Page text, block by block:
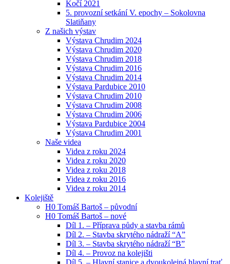
Kočí 2021
5. provozní setkání V. epochy – Sokolovna
Slatiňany
Z našich výstav
Výstava Chrudim 2024
Výstava Chrudim 2020
Výstava Chrudim 2018
Výstava Chrudim 2016
Výstava Chrudim 2014
Výstava Pardubice 2010
Výstava Chrudim 2010
Výstava Chrudim 2008
Výstava Chrudim 2006
Výstava Pardubice 2004
Výstava Chrudim 2001
Naše videa
Videa z roku 2024
Videa z roku 2020
Videa z roku 2018
Videa z roku 2016
Videa z roku 2014
Kolejiště
H0 Tomáš Bartoš – původní
H0 Tomáš Bartoš – nové
Díl 1. – Příprava půdy a stavba rámů
Díl 2. – Stavba skrytého nádraží “A”
Díl 3. – Stavba skrytého nádraží “B”
Díl 4. – Provoz na kolejišti
Díl 5. – Hlavní stanice a dvoukolejná hlavní trať